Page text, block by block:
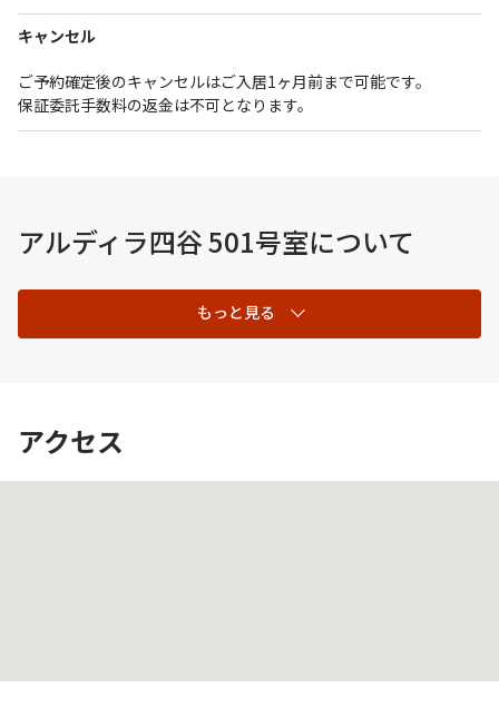
キャンセル
ご予約確定後のキャンセルはご入居1ヶ月前まで可能です。
保証委託手数料の返金は不可となります。
アルディラ四谷 501号室について
もっと見る
アクセス